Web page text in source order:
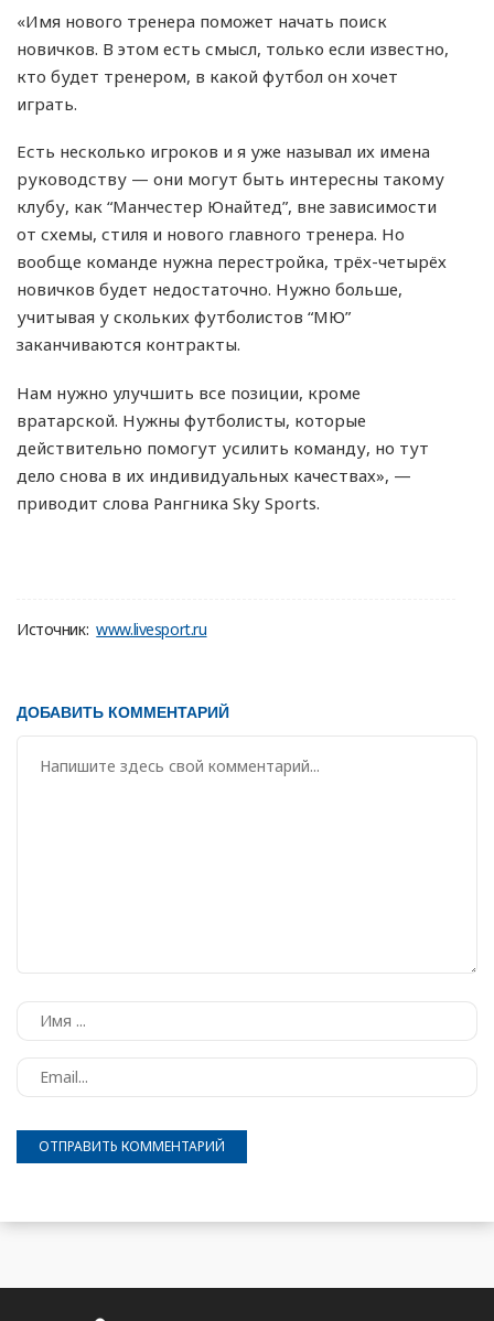
«Имя нового тренера поможет начать поиск
новичков. В этом есть смысл, только если известно,
кто будет тренером, в какой футбол он хочет
играть.
Есть несколько игроков и я уже называл их имена
руководству — они могут быть интересны такому
клубу, как “Манчестер Юнайтед”, вне зависимости
от схемы, стиля и нового главного тренера. Но
вообще команде нужна перестройка, трёх-четырёх
новичков будет недостаточно. Нужно больше,
учитывая у скольких футболистов “МЮ”
заканчиваются контракты.
Нам нужно улучшить все позиции, кроме
вратарской. Нужны футболисты, которые
действительно помогут усилить команду, но тут
дело снова в их индивидуальных качествах», —
приводит слова Рангника Sky Sports.
Источник: www.livesport.ru
ДОБАВИТЬ КОММЕНТАРИЙ